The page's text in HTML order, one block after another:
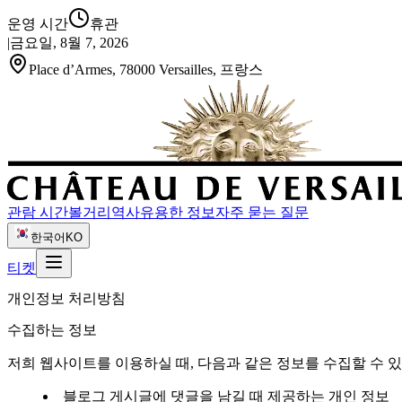
운영 시간
휴관
|금요일, 8월 7, 2026
Place d’Armes, 78000 Versailles, 프랑스
관람 시간볼거리 역사유용한 정보 자주 묻는 질문
한국어 KO
티켓
개인정보 처리방침
수집하는 정보
저희 웹사이트를 이용하실 때, 다음과 같은 정보를 수집할 수
블로그 게시글에 댓글을 남길 때 제공하는 개인 정보